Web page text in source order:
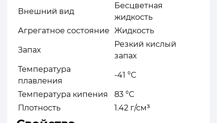
Внешний вид
Бесцветная
жидкость
Агрегатное состояние
Жидкость
Запах
Резкий кислый
запах
Температура
плавления
-41 °C
Температура кипения
83 °C
Плотность
1.42 г/см³